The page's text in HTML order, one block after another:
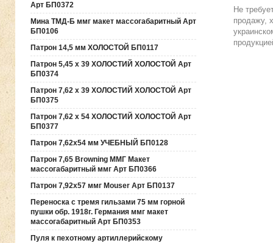
Арт БП0372
Мина ТМД-Б ммг макет массогабаритный Арт
БП0106
Патрон 14,5 мм ХОЛОСТОЙ БП0117
Патрон 5,45 х 39 ХОЛОСТИЙ ХОЛОСТОЙ Арт
БП0374
Патрон 7,62 х 39 ХОЛОСТИЙ ХОЛОСТОЙ Арт
БП0375
Патрон 7,62 х 54 ХОЛОСТИЙ ХОЛОСТОЙ Арт
БП0377
Патрон 7,62х54 мм УЧЕБНЫЙ БП0128
Патрон 7,65 Browning ММГ Макет
массогабаритный ммг Арт БП0366
Патрон 7,92х57 ммг Mouser Арт БП0137
Переноска с тремя гильзами 75 мм горной
пушки обр. 1918г. Германия ммг макет
массогабаритный Арт БП0353
Пуля к пехотному артиллерийскому
Не
продажу,